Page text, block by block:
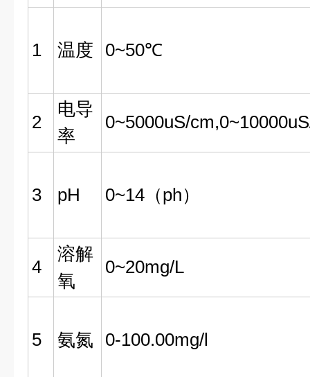
1 温度 0~50℃
2
电导
率
0~5000uS/
3 pH 0~14（ph）
4
溶解
氧
0~20mg/L
5 氨氮 0-100.00mg/l